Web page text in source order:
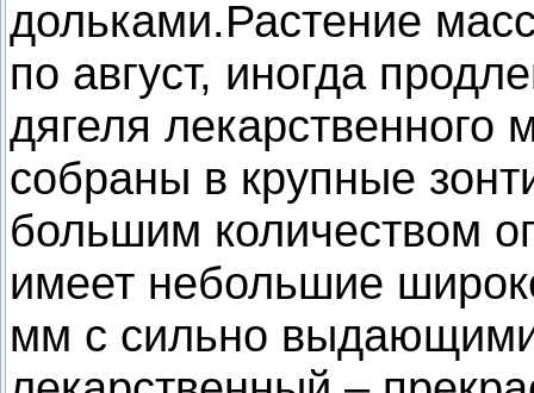
дольками.Растение
по август, иногда
дягеля
собраны в крупные
большим количеством
имеет небольшие
мм с сильно